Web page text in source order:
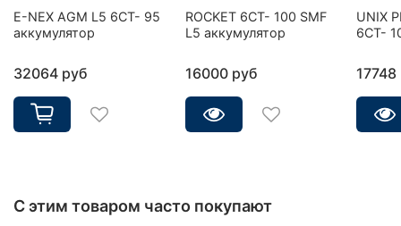
E-NEX AGM L5 6CT- 95
аккумулятор
32064 руб
ROCKET 6CT- 100 SMF
L5 аккумулятор
16000 руб
UNIX
6СТ-
С этим товаром часто покупают